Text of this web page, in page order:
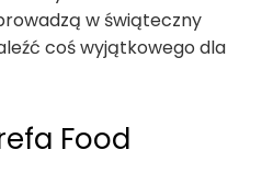
w świąteczny
coś wyjątkowego dla
Food